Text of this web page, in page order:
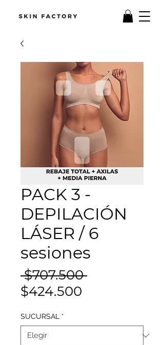
PACK 3 -
DEPILACIÓN
LÁSER / 6
sesiones
$707.500 Precio
$424.500
oferta
SUCURSAL *